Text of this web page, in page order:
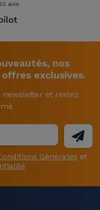
avis
nos
exclusives.
newsletter et restez
Générales et